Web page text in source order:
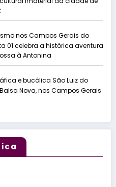
nos Campos Gerais do
01 celebra a histórica aventura
à Antonina
e bucólica São Luiz do
Nova, nos Campos Gerais